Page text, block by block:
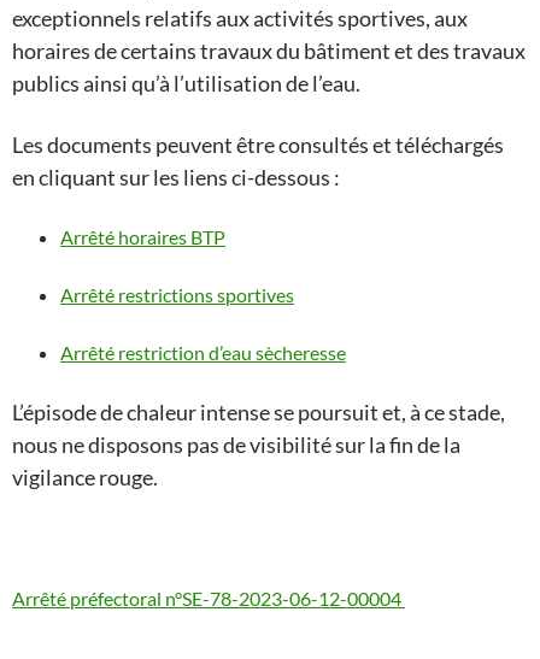
exceptionnels relatifs aux activités sportives, aux
horaires de certains travaux du bâtiment et des travaux
publics ainsi qu’à l’utilisation de l’eau.
Les documents peuvent être consultés et téléchargés
en cliquant sur les liens ci-dessous :
Arrêté horaires BTP
Arrêté restrictions sportives
Arrêté restriction d’eau sècheresse
L’épisode de chaleur intense se poursuit et, à ce stade,
nous ne disposons pas de visibilité sur la fin de la
vigilance rouge.
Arrêté préfectoral n°SE-78-2023-06-12-00004